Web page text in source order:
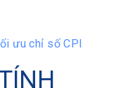
ưu chỉ số CPI